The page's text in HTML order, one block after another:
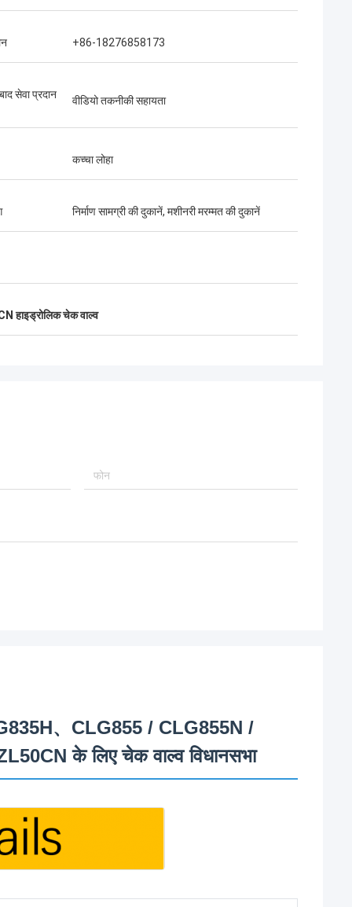
+86-18276858173
सेवा प्रदान
वीडियो तकनीकी सहायता
कच्चा लोहा
निर्माण सामग्री की दुकानें, मशीनरी मरम्मत की दुकानें
हाइड्रोलिक चेक वाल्व
、CLG855 / CLG855N /
के लिए चेक वाल्व विधानसभा